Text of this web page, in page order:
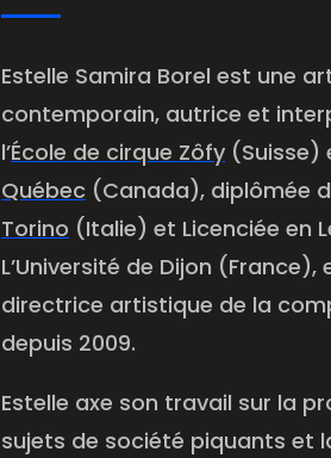
Estelle Samira Borel est une
contemporain, autrice et
l’École de cirque Zôfy (Suisse)
Québec (Canada), diplômée
Torino (Italie) et Licenciée en
L’Université de Dijon
directrice artistique de la
depuis 2009.
Estelle axe son travail sur la
sujets de société piquants et